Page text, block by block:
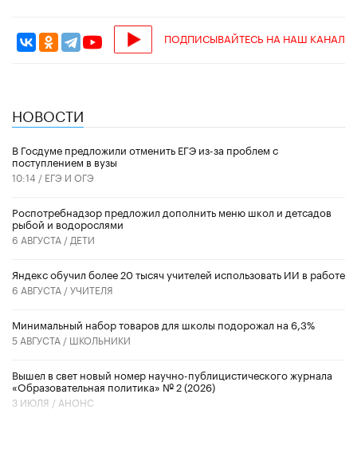
ПОДПИСЫВАЙТЕСЬ НА НАШ КАНАЛ
НОВОСТИ
В Госдуме предложили отменить ЕГЭ из-за проблем с
поступлением в вузы
10:14 / ЕГЭ И ОГЭ
Роспотребнадзор предложил дополнить меню школ и детсадов
рыбой и водорослями
6 АВГУСТА / ДЕТИ
​Яндекс обучил более 20 тысяч учителей использовать ИИ в работе
6 АВГУСТА /УЧИТЕЛЯ
Минимальный набор товаров для школы подорожал на 6,3%
5 АВГУСТА / ШКОЛЬНИКИ
Вышел в свет новый номер научно-публицистического журнала
«Образовательная политика» № 2 (2026)
3 ИЮЛЯ / АНОНС